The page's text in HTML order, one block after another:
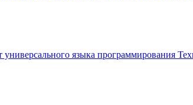
универсального языка программирования